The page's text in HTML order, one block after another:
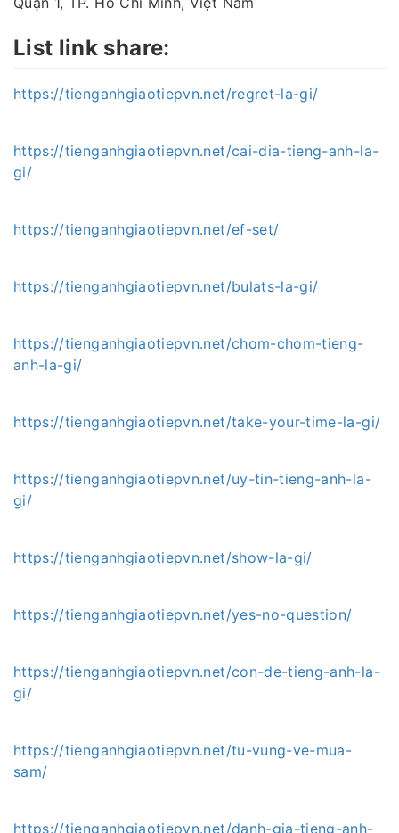
List link share:
https://tienganhgiaotiepvn.net/regret-la-gi/
https://tienganhgiaotiepvn.net/cai-dia-tieng-anh-la-
gi/
https://tienganhgiaotiepvn.net/ef-set/
https://tienganhgiaotiepvn.net/bulats-la-gi/
https://tienganhgiaotiepvn.net/chom-chom-tieng-
anh-la-gi/
https://tienganhgiaotiepvn.net/take-your-time-la-gi/
https://tienganhgiaotiepvn.net/uy-tin-tieng-anh-la-
gi/
https://tienganhgiaotiepvn.net/show-la-gi/
https://tienganhgiaotiepvn.net/yes-no-question/
https://tienganhgiaotiepvn.net/con-de-tieng-anh-la-
gi/
https://tienganhgiaotiepvn.net/tu-vung-ve-mua-
sam/
https://tienganhgiaotiepvn.net/danh-gia-tieng-anh-